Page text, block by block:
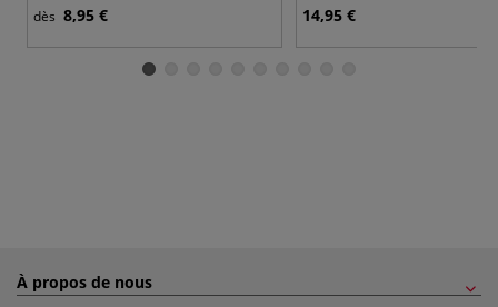
dès 8,95 € 14,95 €
À propos de nous